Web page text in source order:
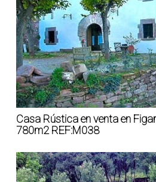
Casa Rústica en venta en
780m2 REF:M038